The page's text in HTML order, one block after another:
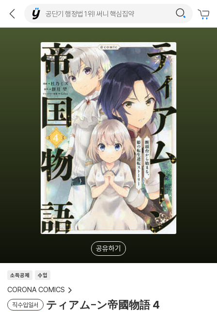
공유하기
소득공제 수입
CORONA COMICS
직수입일서 ティアム-ン帝國物語 4